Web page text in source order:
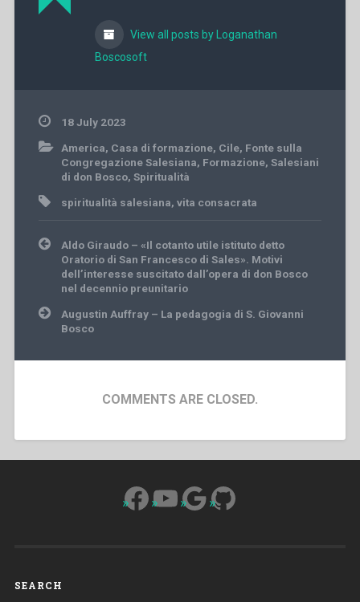
View all posts by Loganathan
Boscosoft
18 July 2023
America, Casa di formazione, Cile, Fonte sulla
Congregazione Salesiana, Formazione, Salesiani
di don Bosco, Spiritualità
spiritualità salesiana, vita consacrata
Post
navigation
Aldo Giraudo – «Il cotanto utile istituto detto
Oratorio di San Francesco di Sales». Motivi
dell’interesse suscitato dall’opera di don Bosco
nel decennio preunitario
Augustin Auffray – La pedagogia di S. Giovanni
Bosco
COMMENTS ARE CLOSED.
Facebook
YouTube
Google
GitHub
SEARCH